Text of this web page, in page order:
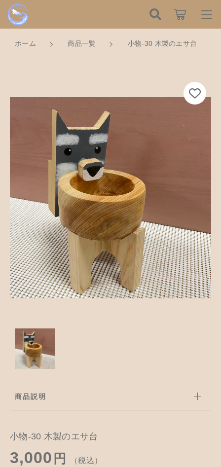
ホーム 商品一覧 小物-30 木製のエサ台
商品説明
小物-30 木製のエサ台
3,000 円 （税込）
カートに商品を追加しました
3,000円
ショッピングを続ける
カートを確認する
ログイン / 会員登録
新着商品から探す
Tomorrow is a new dayについて
ショッピングガイド
お知らせ
ブログ
お問い合わせ
ハンドメイドの餌木（エギ）
餌木キーホルダー
木工アクセサリー
木工小物
革製品
アクセサリー
木工ペット用品
樹脂粘土
こだわり検索
在庫あり セール
並び順